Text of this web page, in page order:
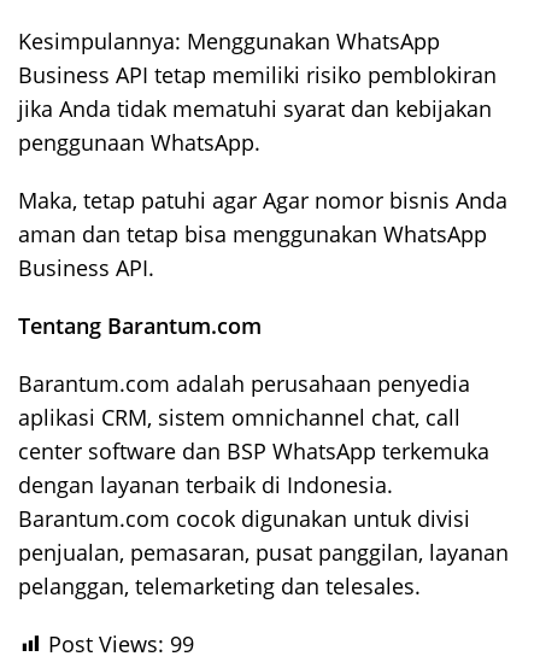
Kesimpulannya: Menggunakan WhatsApp
Business API tetap memiliki risiko pemblokiran
jika Anda tidak mematuhi syarat dan kebijakan
penggunaan WhatsApp.
Maka, tetap patuhi agar Agar nomor bisnis Anda
aman dan tetap bisa menggunakan WhatsApp
Business API.
Tentang Barantum.com
Barantum.com adalah perusahaan penyedia
aplikasi CRM, sistem omnichannel chat, call
center software dan BSP WhatsApp terkemuka
dengan layanan terbaik di Indonesia.
Barantum.com cocok digunakan untuk divisi
penjualan, pemasaran, pusat panggilan, layanan
pelanggan, telemarketing dan telesales.
Post Views: 99